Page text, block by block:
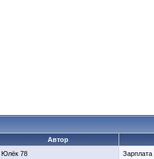
Автор
Юлёк 78 Зарплата